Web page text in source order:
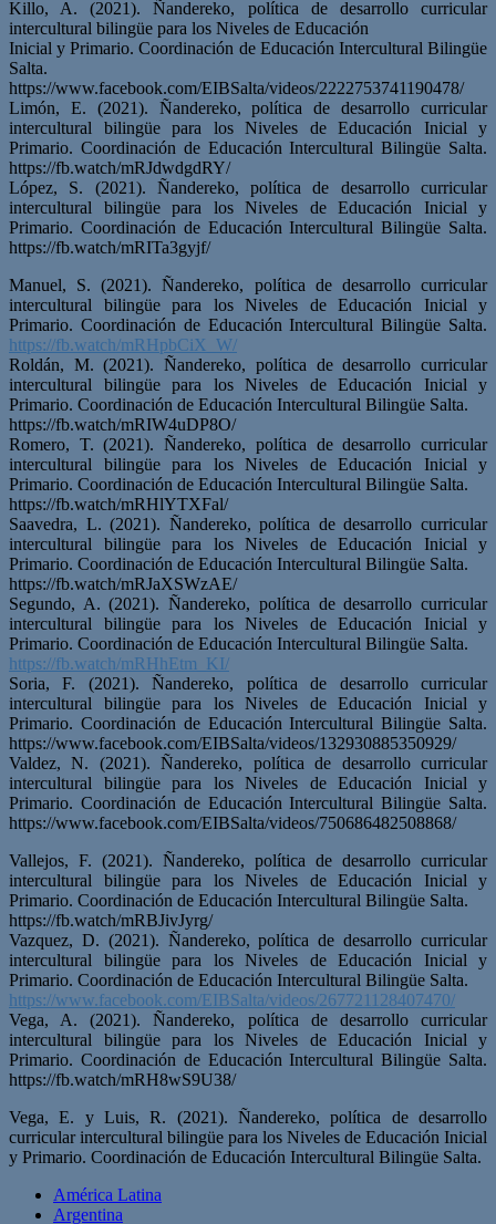
Killo, A. (2021). Ñandereko, política de desarrollo curricular
intercultural bilingüe para los Niveles de Educación
Inicial y Primario. Coordinación de Educación Intercultural Bilingüe
Salta.
https://www.facebook.com/EIBSalta/videos/2222753741190478/
Limón, E. (2021). Ñandereko, política de desarrollo curricular
intercultural bilingüe para los Niveles de Educación Inicial y
Primario. Coordinación de Educación Intercultural Bilingüe Salta.
https://fb.watch/mRJdwdgdRY/
López, S. (2021). Ñandereko, política de desarrollo curricular
intercultural bilingüe para los Niveles de Educación Inicial y
Primario. Coordinación de Educación Intercultural Bilingüe Salta.
https://fb.watch/mRITa3gyjf/
Manuel, S. (2021). Ñandereko, política de desarrollo curricular
intercultural bilingüe para los Niveles de Educación Inicial y
Primario. Coordinación de Educación Intercultural Bilingüe Salta.
https://fb.watch/mRHpbCiX_W/
Roldán, M. (2021). Ñandereko, política de desarrollo curricular
intercultural bilingüe para los Niveles de Educación Inicial y
Primario. Coordinación de Educación Intercultural Bilingüe Salta.
https://fb.watch/mRIW4uDP8O/
Romero, T. (2021). Ñandereko, política de desarrollo curricular
intercultural bilingüe para los Niveles de Educación Inicial y
Primario. Coordinación de Educación Intercultural Bilingüe Salta.
https://fb.watch/mRHlYTXFal/
Saavedra, L. (2021). Ñandereko, política de desarrollo curricular
intercultural bilingüe para los Niveles de Educación Inicial y
Primario. Coordinación de Educación Intercultural Bilingüe Salta.
https://fb.watch/mRJaXSWzAE/
Segundo, A. (2021). Ñandereko, política de desarrollo curricular
intercultural bilingüe para los Niveles de Educación Inicial y
Primario. Coordinación de Educación Intercultural Bilingüe Salta.
https://fb.watch/mRHhEtm_KI/
Soria, F. (2021). Ñandereko, política de desarrollo curricular
intercultural bilingüe para los Niveles de Educación Inicial y
Primario. Coordinación de Educación Intercultural Bilingüe Salta.
https://www.facebook.com/EIBSalta/videos/132930885350929/
Valdez, N. (2021). Ñandereko, política de desarrollo curricular
intercultural bilingüe para los Niveles de Educación Inicial y
Primario. Coordinación de Educación Intercultural Bilingüe Salta.
https://www.facebook.com/EIBSalta/videos/750686482508868/
Vallejos, F. (2021). Ñandereko, política de desarrollo curricular
intercultural bilingüe para los Niveles de Educación Inicial y
Primario. Coordinación de Educación Intercultural Bilingüe Salta.
https://fb.watch/mRBJivJyrg/
Vazquez, D. (2021). Ñandereko, política de desarrollo curricular
intercultural bilingüe para los Niveles de Educación Inicial y
Primario. Coordinación de Educación Intercultural Bilingüe Salta.
https://www.facebook.com/EIBSalta/videos/267721128407470/
Vega, A. (2021). Ñandereko, política de desarrollo curricular
intercultural bilingüe para los Niveles de Educación Inicial y
Primario. Coordinación de Educación Intercultural Bilingüe Salta.
https://fb.watch/mRH8wS9U38/
Vega, E. y Luis, R. (2021). Ñandereko, política de desarrollo
curricular intercultural bilingüe para los Niveles de Educación Inicial
y Primario. Coordinación de Educación Intercultural Bilingüe Salta.
América Latina
Argentina